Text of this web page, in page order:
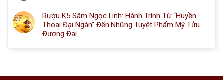
Rượu K5 Sâm Ngọc Linh: Hành Trình Từ “Huyền
Thoại Đại Ngàn” Đến Những Tuyệt Phẩm Mỹ Tửu
Đương Đại